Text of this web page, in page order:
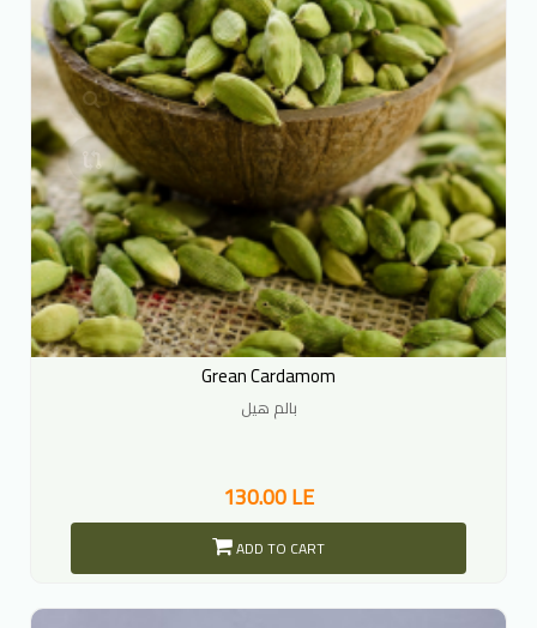
Grean Cardamom
بالم هيل
130.00 LE
ADD TO CART